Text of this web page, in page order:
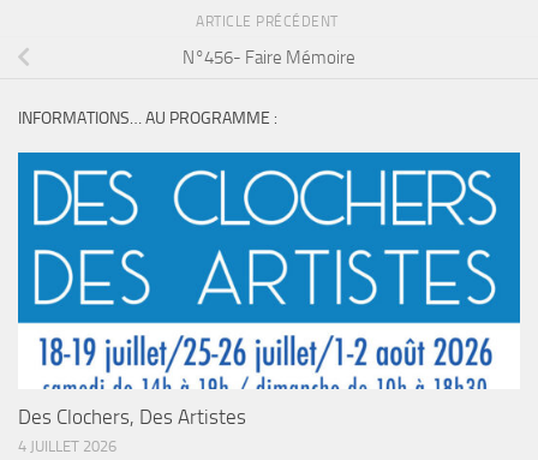
ARTICLE PRÉCÉDENT
N°456- Faire Mémoire
INFORMATIONS… AU PROGRAMME :
Des Clochers, Des Artistes
4 JUILLET 2026